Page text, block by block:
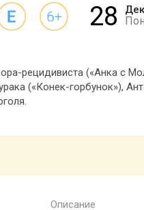
28
рецидивиста («Анка с
(«Конек-горбунок»),
Описание